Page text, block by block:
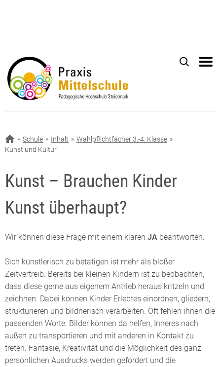
Schule Inhalt
Wahlpflichtfächer 3.-4. Klasse
Kunst und Kultur
Kunst – Brauchen Kinder
Kunst überhaupt?
Wir können diese Frage mit einem klaren JA beantworten.
Sich künstlerisch zu betätigen ist mehr als bloßer
Zeitvertreib. Bereits bei kleinen Kindern ist zu beobachten,
dass diese gerne aus eigenem Antrieb heraus kritzeln und
zeichnen. Dabei können Kinder Erlebtes einordnen, gliedern,
strukturieren und bildnerisch verarbeiten. Oft fehlen ihnen die
passenden Worte. Bilder können da helfen, Inneres nach
außen zu transportieren und mit anderen in Kontakt zu
treten. Fantasie, Kreativität und die Möglichkeit des ganz
persönlichen Ausdrucks werden gefördert und die